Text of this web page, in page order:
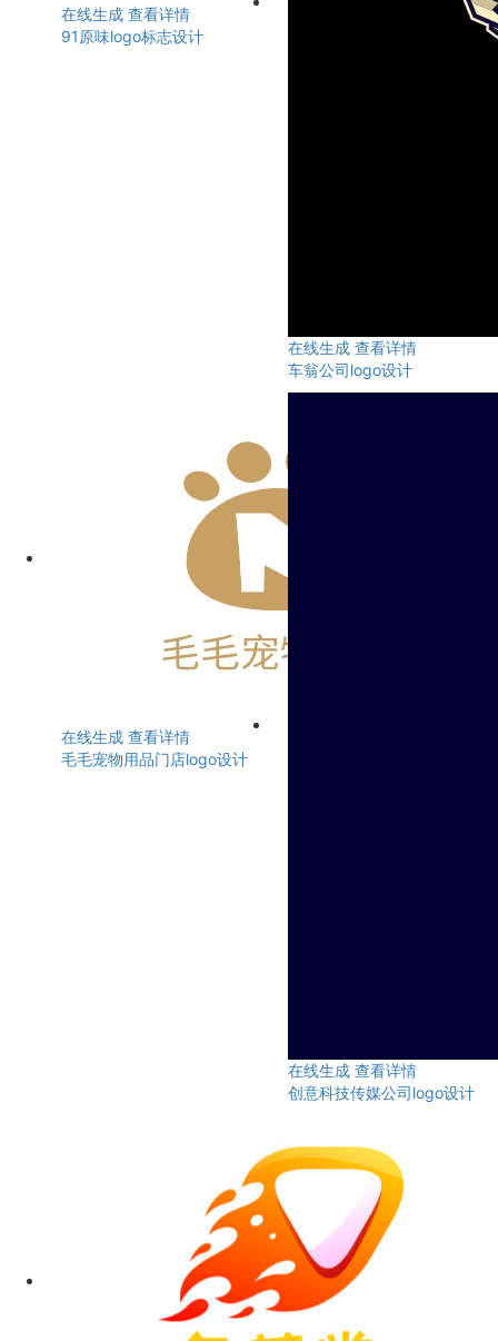
在线生成 查看详情
91原味logo标志设计
在线生成 查看详情
车翁公司logo设计
在线生成 查看详情
毛毛宠物用品门店logo设计
在线生成 查看详情
创意科技传媒公司logo设计